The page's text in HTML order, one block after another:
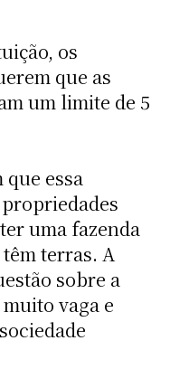
os
que as
um limite de 5
essa
uma fazenda
terras. A
sobre a
vaga e